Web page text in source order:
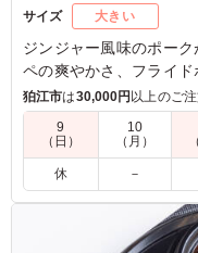
サイズ 大きい
ジンジャー風味のポー
ペの爽やかさ、フライ
ントにもぴったりな一品
ださい。
5.0
豚の生姜焼きは、や
がしっかり絡み、ご
味付けで食べやすく
狛江市は30,000円 以上のご
9
（日）
10
（月）
休 －